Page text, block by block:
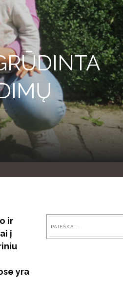
ir
į
yra